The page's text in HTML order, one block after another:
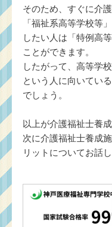
そのため、すぐに介
「福祉系高等学校等
したい人は「特例高
ことができます。
したがって、高等学
という人に向いてい
でしょう。
以上が介護福祉士養
次に介護福祉士養成
リットについてお話